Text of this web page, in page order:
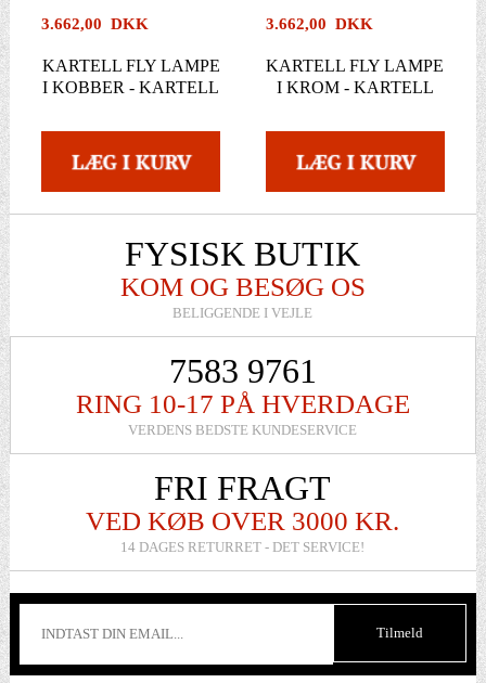
3.662,00 DKK
KARTELL FLY LAMPE
I KOBBER - KARTELL
3.662,00 DKK
KARTELL FLY LAMPE
I KROM - KARTELL
FYSISK BUTIK
KOM OG BESØG OS
BELIGGENDE I VEJLE
7583 9761
RING 10-17 PÅ HVERDAGE
VERDENS BEDSTE KUNDESERVICE
FRI FRAGT
VED KØB OVER 3000 KR.
14 DAGES RETURRET - DET SERVICE!